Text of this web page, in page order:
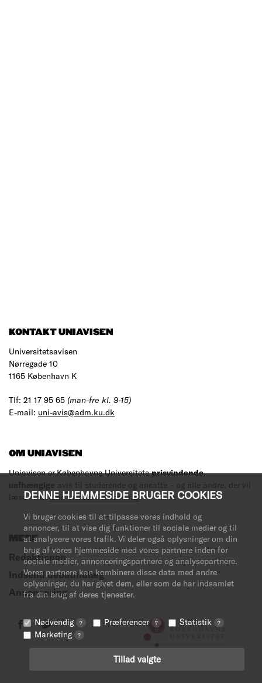
DENNE HJEMMESIDE BRUGER COOKIES
Vi bruger cookies til at tilpasse vores indhold og
annoncer, til at vise dig funktioner til sociale medier og til
at analysere vores trafik. Vi deler også oplysninger om din
brug af vores hjemmeside med vores partnere inden for
sociale medier, annonceringspartnere og analysepartnere.
Vores partnere kan kombinere disse data med andre
oplysninger, du har givet dem, eller som de har indsamlet
fra din brug af deres tjenester.
Nødvendig ? Præferencer ? Statistik ?
Marketing ?
Tillad valgte
KONTAKT UNIAVISEN
Universitetsavisen
Nørregade 10
1165 København K
Tlf: 21 17 95 65 (man-fre kl. 9-15)
E-mail: uni-avis@adm.ku.dk
OM UNIAVISEN
Uniavisen er Københavns Universitetsprisvindende,
uafhængige avis til studerende og ansatte – og alle andre, der vil
læse med.Læs mere om avisen her.
MERE
Redaktionen
Indsend debatindlæg
Annoncering